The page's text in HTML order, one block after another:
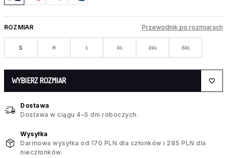
ROZMIAR Przewodnik po rozmiarach
S M L XL 2XL 3XL
WYBIERZ ROZMIAR
Dostawa
Dostawa w ciągu 4–5 dni roboczych.
Wysyłka
Darmowa wysyłka od 170 PLN dla członków i 285 PLN dla
nieczłonków.